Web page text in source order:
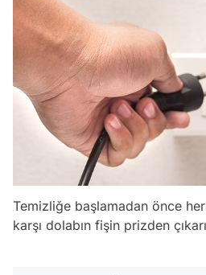
Temizliğe başlamadan önce
karşı dolabın fişin prizden